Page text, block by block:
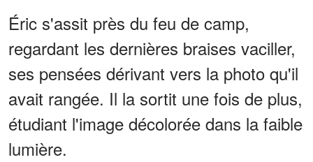
Éric s'assit près du feu de camp,
regardant les dernières braises vaciller,
ses pensées dérivant vers la photo qu'il
avait rangée. Il la sortit une fois de plus,
étudiant l'image décolorée dans la faible
lumière.